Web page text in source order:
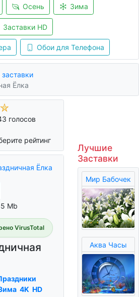
Осень Зима
Заставки HD
Обои для Телефона
Ёлка
голосов
рейтинг
Ёлка
Mb
VirusTotal
4K HD
Лучшие
Заставки
Мир Бабочек
Аква Часы